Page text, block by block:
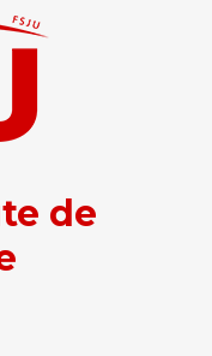
de